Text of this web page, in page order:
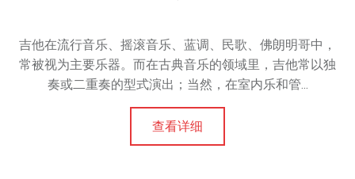
吉他在流行音乐、摇滚音乐、蓝调、民歌、佛朗明哥中，
常被视为主要乐器。而在古典音乐的领域里，吉他常以独
奏或二重奏的型式演出；当然，在室内乐和管...
查看详细